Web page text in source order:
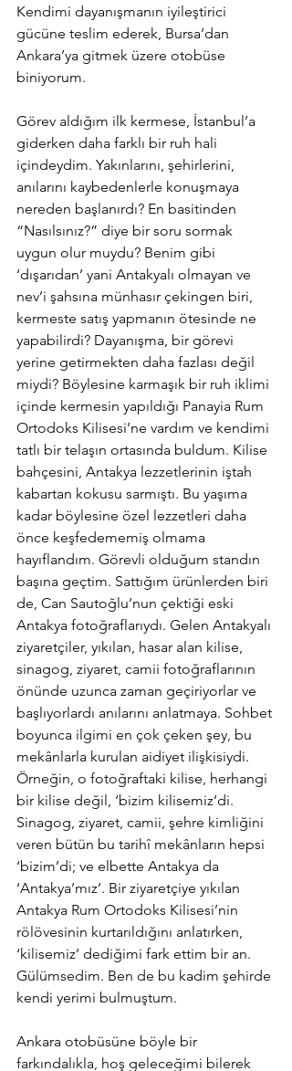
Kendimi dayanışmanın iyileştirici
gücüne teslim ederek, Bursa’dan
Ankara’ya gitmek üzere otobüse
biniyorum.
Görev aldığım ilk kermese, İstanbul’a
giderken daha farklı bir ruh hali
içindeydim. Yakınlarını, şehirlerini,
anılarını kaybedenlerle konuşmaya
nereden başlanırdı? En basitinden
“Nasılsınız?” diye bir soru sormak
uygun olur muydu? Benim gibi
‘dışarıdan’ yani Antakyalı olmayan ve
nev’i şahsına münhasır çekingen biri,
kermeste satış yapmanın ötesinde ne
yapabilirdi? Dayanışma, bir görevi
yerine getirmekten daha fazlası değil
miydi? Böylesine karmaşık bir ruh iklimi
içinde kermesin yapıldığı Panayia Rum
Ortodoks Kilisesi’ne vardım ve kendimi
tatlı bir telaşın ortasında buldum. Kilise
bahçesini, Antakya lezzetlerinin iştah
kabartan kokusu sarmıştı. Bu yaşıma
kadar böylesine özel lezzetleri daha
önce keşfedememiş olmama
hayıflandım. Görevli olduğum standın
başına geçtim. Sattığım ürünlerden biri
de, Can Sautoğlu’nun çektiği eski
Antakya fotoğraflarıydı. Gelen Antakyalı
ziyaretçiler, yıkılan, hasar alan kilise,
sinagog, ziyaret, camii fotoğraflarının
önünde uzunca zaman geçiriyorlar ve
başlıyorlardı anılarını anlatmaya. Sohbet
boyunca ilgimi en çok çeken şey, bu
mekânlarla kurulan aidiyet ilişkisiydi.
Örneğin, o fotoğraftaki kilise, herhangi
bir kilise değil, ‘bizim kilisemiz’di.
Sinagog, ziyaret, camii, şehre kimliğini
veren bütün bu tarihî mekânların hepsi
‘bizim’di; ve elbette Antakya da
‘Antakya’mız’. Bir ziyaretçiye yıkılan
Antakya Rum Ortodoks Kilisesi’nin
rölövesinin kurtarıldığını anlatırken,
‘kilisemiz’ dediğimi fark ettim bir an.
Gülümsedim. Ben de bu kadim şehirde
kendi yerimi bulmuştum.
Ankara otobüsüne böyle bir
farkındalıkla, hoş geleceğimi bilerek